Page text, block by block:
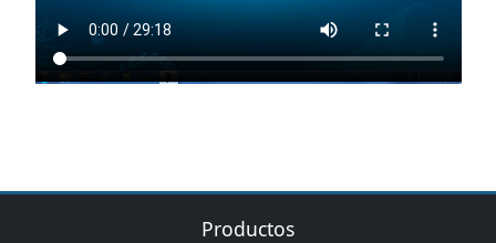
Productos